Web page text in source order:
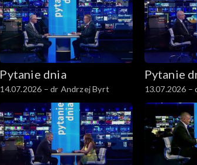
Pytanie dnia
14.07.2026 – dr Andrzej Byrt
Pytanie
13.07.2026 –
Patyra